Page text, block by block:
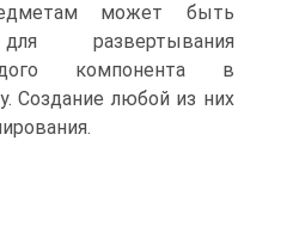
может быть
развертывания
компонента в
Создание любой из них